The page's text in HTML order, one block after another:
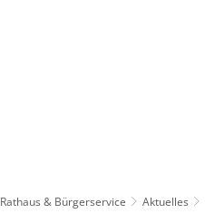
Rathaus & Bürgerservice Aktuelles